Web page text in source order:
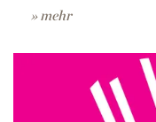
» mehr